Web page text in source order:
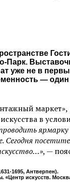
Парк.
уже не в
—
маркет»,
в
Сегодня
, —
1695, Антверпен).
«Центр искусств.